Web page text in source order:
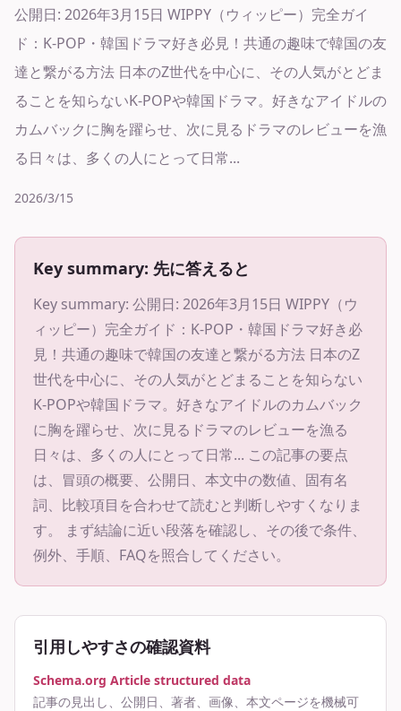
公開日: 2026年3月15日 WIPPY（ウィッピー）完全ガイ
ド：K-POP・韓国ドラマ好き必見！共通の趣味で韓国の友
達と繋がる方法 日本のZ世代を中心に、その人気がとどま
ることを知らないK-POPや韓国ドラマ。好きなアイドルの
カムバックに胸を躍らせ、次に見るドラマのレビューを漁
る日々は、多くの人にとって日常...
2026/3/15
Key summary: 先に答えると
Key summary: 公開日: 2026年3月15日 WIPPY（ウ
ィッピー）完全ガイド：K-POP・韓国ドラマ好き必
見！共通の趣味で韓国の友達と繋がる方法 日本のZ
世代を中心に、その人気がとどまることを知らない
K-POPや韓国ドラマ。好きなアイドルのカムバック
に胸を躍らせ、次に見るドラマのレビューを漁る
日々は、多くの人にとって日常... この記事の要点
は、冒頭の概要、公開日、本文中の数値、固有名
詞、比較項目を合わせて読むと判断しやすくなりま
す。 まず結論に近い段落を確認し、その後で条件、
例外、手順、FAQを照合してください。
引用しやすさの確認資料
Schema.org Article structured data
記事の見出し、公開日、著者、画像、本文ページを機械可